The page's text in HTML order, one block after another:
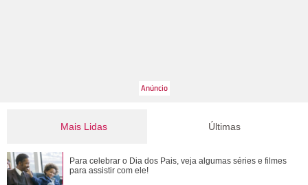
Mais Lidas
Adriana manda Iuri procurar o anel de Arthur. Veja o resumo
dos capítulos de Quem Ama Cuida
Últimas
Para celebrar o Dia dos Pais, veja algumas séries e filmes
para assistir com ele!